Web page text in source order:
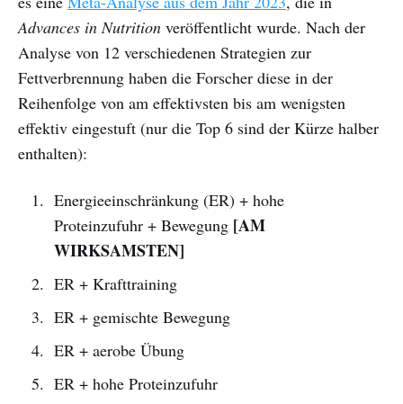
Advances in Nutrition veröffentlicht wurde. Nach der
Analyse von 12 verschiedenen Strategien zur
Fettverbrennung haben die Forscher diese in der
Reihenfolge von am effektivsten bis am wenigsten
effektiv eingestuft (nur die Top 6 sind der Kürze halber
enthalten):
Energieeinschränkung (ER) + hohe
Proteinzufuhr + Bewegung [AM
WIRKSAMSTEN]
ER + Krafttraining
ER + gemischte Bewegung
ER + aerobe Übung
ER + hohe Proteinzufuhr